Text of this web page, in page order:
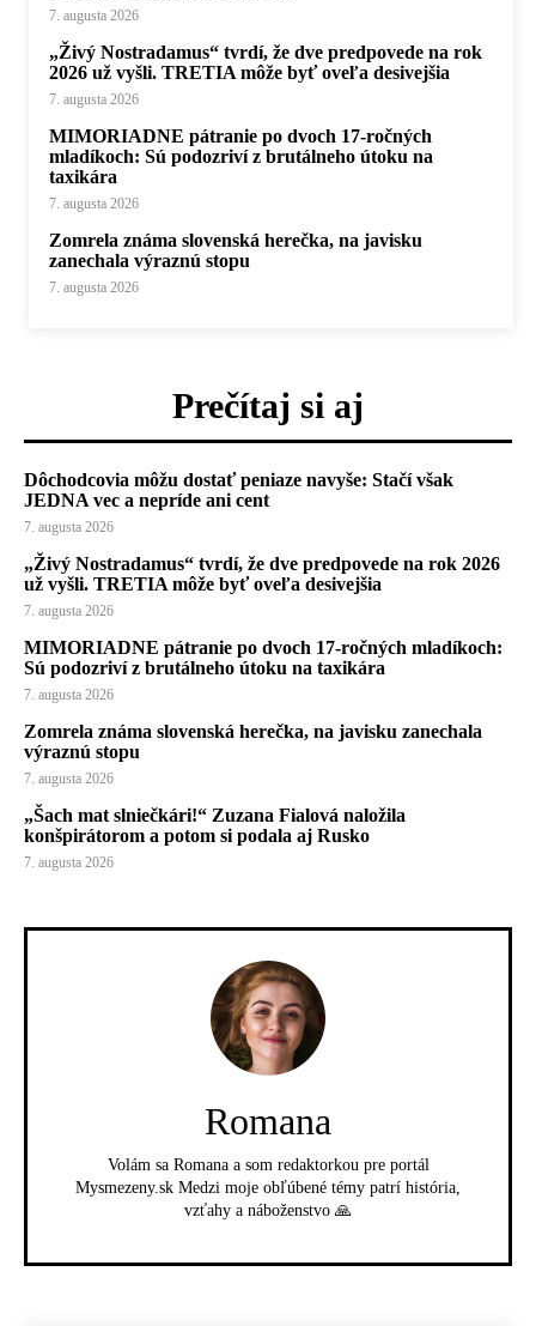
7. augusta 2026
„Živý Nostradamus“ tvrdí, že dve predpovede na rok
2026 už vyšli. TRETIA môže byť oveľa desivejšia
7. augusta 2026
MIMORIADNE pátranie po dvoch 17-ročných
mladíkoch: Sú podozriví z brutálneho útoku na
taxikára
7. augusta 2026
Zomrela známa slovenská herečka, na javisku
zanechala výraznú stopu
7. augusta 2026
Prečítaj si aj
Dôchodcovia môžu dostať peniaze navyše: Stačí však
JEDNA vec a nepríde ani cent
7. augusta 2026
„Živý Nostradamus“ tvrdí, že dve predpovede na rok 2026
už vyšli. TRETIA môže byť oveľa desivejšia
7. augusta 2026
MIMORIADNE pátranie po dvoch 17-ročných mladíkoch:
Sú podozriví z brutálneho útoku na taxikára
7. augusta 2026
Zomrela známa slovenská herečka, na javisku zanechala
výraznú stopu
7. augusta 2026
„Šach mat slniečkári!“ Zuzana Fialová naložila
konšpirátorom a potom si podala aj Rusko
7. augusta 2026
Romana
Volám sa Romana a som redaktorkou pre portál
Mysmezeny.sk Medzi moje obľúbené témy patrí história,
vzťahy a náboženstvo 🙏